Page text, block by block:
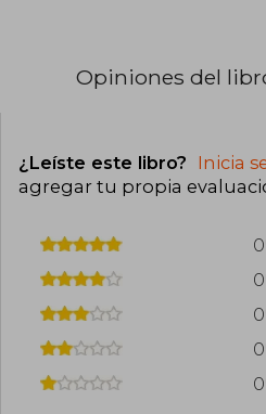
Opiniones del
¿Leíste este libro? Inicia
agregar tu propia